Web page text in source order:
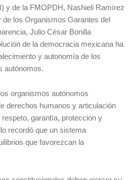
y de la FMOPDH, Nashieli Ramírez
los Organismos Garantes del
Julio César Bonilla
de la democracia mexicana ha
y autonomía de los
autónomos.
organismos autónomos
derechos humanos y articulación
garantía, protección y
recordó que un sistema
que favorezcan la